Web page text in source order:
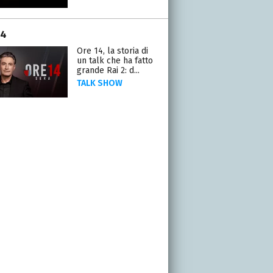
Ore 14, la storia di
un talk che ha fatto
grande Rai 2: d...
TALK SHOW